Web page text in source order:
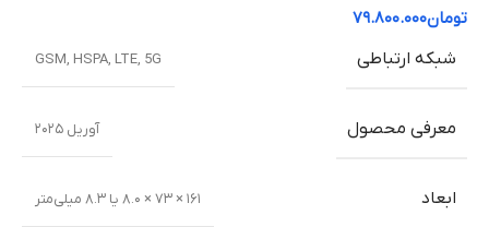
تومان۷۹.۸۰۰.۰۰۰
شبکه ارتباطی
GSM, HSPA, LTE, 5G
معرفی محصول آوریل ۲۰۲۵
ابعاد ۱۶۱ × ۷۳ × ۸.۰ یا ۸.۳ میلی‌متر